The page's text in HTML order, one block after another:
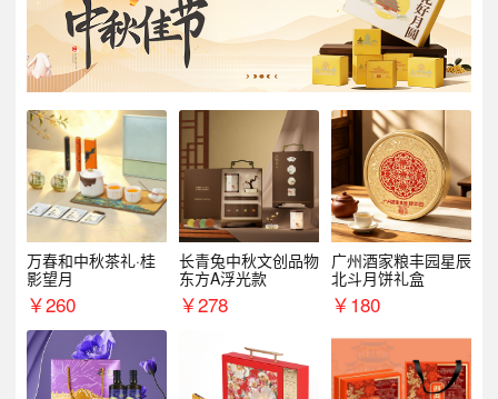
万春和中秋茶礼·桂
影望月
￥260
长青兔中秋文创品物
东方A浮光款
￥278
广州酒家粮丰园星辰
北斗月饼礼盒
￥180